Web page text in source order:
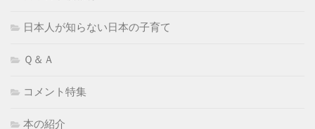
日本人が知らない日本の子育て
Ｑ＆Ａ
コメント特集
本の紹介